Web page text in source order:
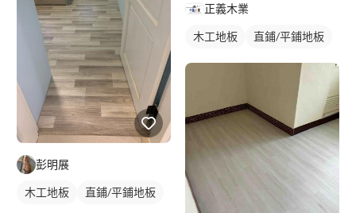
彭明展
木工地板 直鋪/平鋪地板
正義木業
木工地板 直鋪/平鋪地板